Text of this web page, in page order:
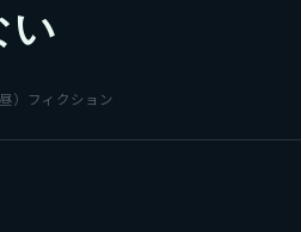
い
） フィクション